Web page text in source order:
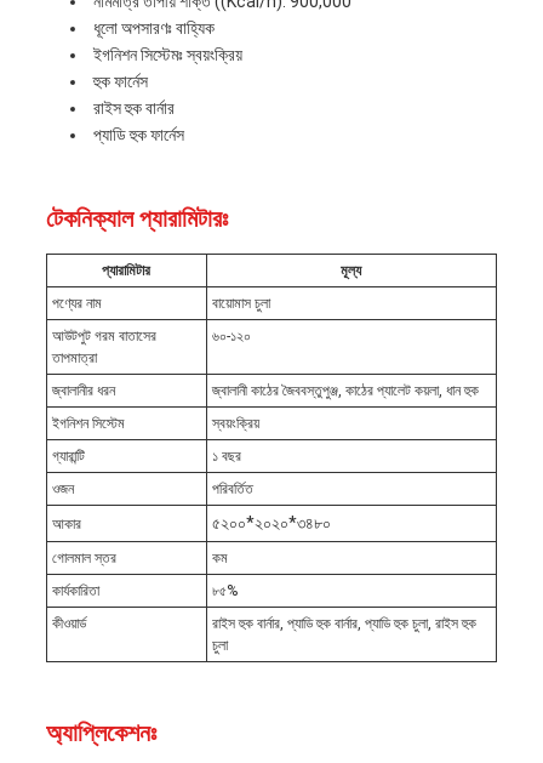
ধূলো অপসারণঃ বাহ্যিক
ইগনিশন সিস্টেমঃ স্বয়ংক্রিয়
হুক ফার্নেস
রাইস হুক বার্নার
প্যাডি হুক ফার্নেস
টেকনিক্যাল প্যারামিটারঃ
প্যারামিটার
মূল্য
পণ্যের নাম
বায়োমাস চুলা
আউটপুট গরম বাতাসের
তাপমাত্রা
৬০-১২০
জ্বালানীর ধরন
জ্বালানী কাঠের জৈববস্তুপুঞ্জ, কাঠের প্যালেট কয়লা, ধান হুক
ইগনিশন সিস্টেম
স্বয়ংক্রিয়
গ্যারান্টি
১ বছর
ওজন
পরিবর্তিত
আকার ৫২০০*২০২০*৩৪৮০
গোলমাল স্তর
কম
কার্যকারিতা
৮৫%
কীওয়ার্ড
রাইস হুক বার্নার, প্যাডি হুক বার্নার, প্যাডি হুক চুলা, রাইস হুক
চুলা
অ্যাপ্লিকেশনঃ